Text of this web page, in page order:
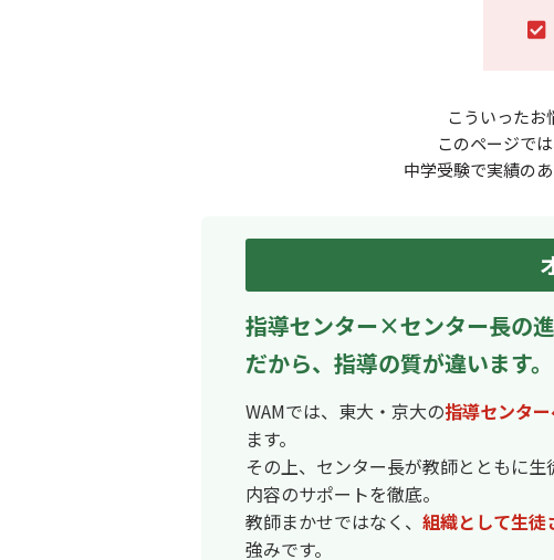
こういったお
このページで
中学受験で実績の
指導センター×センター長の進
だから、指導の質が違います。
WAMでは、東大・京大の指導センタ
ます。
その上、センター長が教師とともに
内容のサポートを徹底。
教師まかせではなく、 組織として生徒
強みです。